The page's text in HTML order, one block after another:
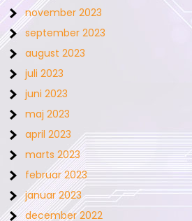
november 2023
september 2023
august 2023
juli 2023
juni 2023
maj 2023
april 2023
marts 2023
februar 2023
januar 2023
december 2022